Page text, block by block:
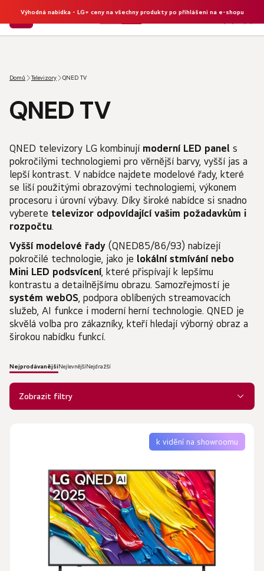
Výhodná nabídka - LG+ ceny na všechny produkty po přihlášení na e-shopu
Hledat
Domů Televizory QNED TV
QNED TV
QNED televizory LG kombinují moderní LED panel s
pokročilými technologiemi pro věrnější barvy, vyšší jas a
lepší kontrast. V nabídce najdete modelové řady, které
se liší použitými obrazovými technologiemi, výkonem
procesoru i úrovní výbavy. Díky široké nabídce si snadno
vyberete televizor odpovídající vašim požadavkům i
rozpočtu.
Vyšší modelové řady (QNED85/86/93) nabízejí
pokročilé technologie, jako je lokální stmívání nebo
Mini LED podsvícení, které přispívají k lepšímu
kontrastu a detailnějšímu obrazu. Samozřejmostí je
systém webOS, podpora oblíbených streamovacích
služeb, AI funkce i moderní herní technologie. QNED je
skvělá volba pro zákazníky, kteří hledají výborný obraz a
širokou nabídku funkcí.
Ř
a
z
NejprodávanějšíNejlevnějšíNejdražší
Zobrazit filtry
k vidění na showroomu